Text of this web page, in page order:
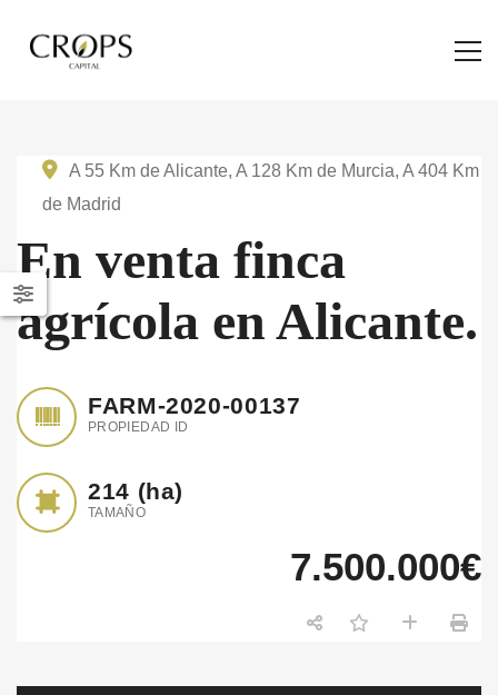
A 55 Km de Alicante, A 128 Km de Murcia, A 404 Km
de Madrid
En venta finca
agrícola en Alicante.
FARM-2020-00137
PROPIEDAD ID
214 (ha)
TAMAÑO
7.500.000€